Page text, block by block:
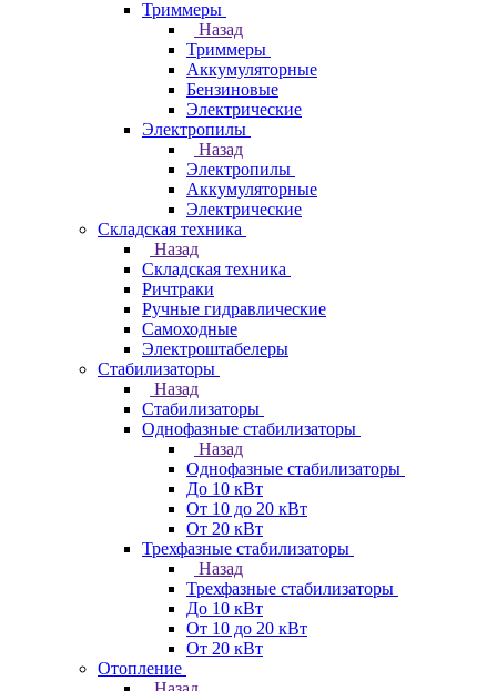
Триммеры
Назад
Триммеры
Аккумуляторные
Бензиновые
Электрические
Электропилы
Назад
Электропилы
Аккумуляторные
Электрические
Складская техника
Назад
Складская техника
Ричтраки
Ручные гидравлические
Самоходные
Электроштабелеры
Стабилизаторы
Назад
Стабилизаторы
Однофазные стабилизаторы
Назад
Однофазные стабилизаторы
До 10 кВт
От 10 до 20 кВт
От 20 кВт
Трехфазные стабилизаторы
Назад
Трехфазные стабилизаторы
До 10 кВт
От 10 до 20 кВт
От 20 кВт
Отопление